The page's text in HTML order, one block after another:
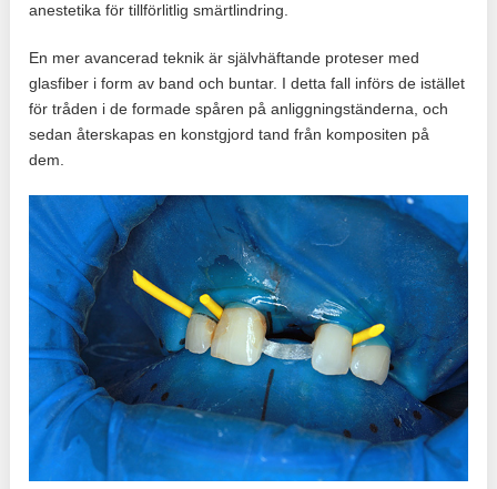
anestetika för tillförlitlig smärtlindring.
En mer avancerad teknik är självhäftande proteser med
glasfiber i form av band och buntar. I detta fall införs de istället
för tråden i de formade spåren på anliggningständerna, och
sedan återskapas en konstgjord tand från kompositen på
dem.